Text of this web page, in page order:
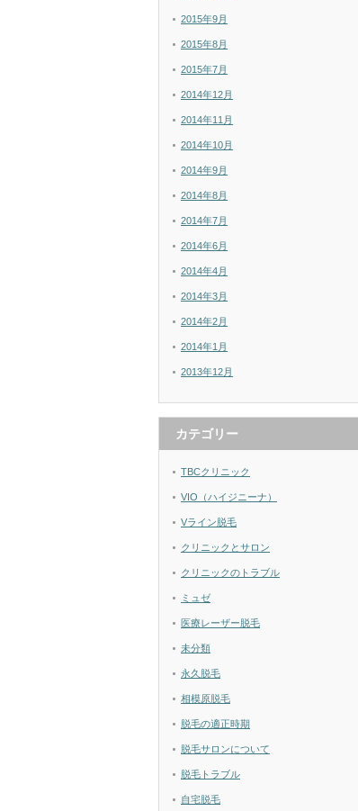
2015年9月
2015年8月
2015年7月
2014年12月
2014年11月
2014年10月
2014年9月
2014年8月
2014年7月
2014年6月
2014年4月
2014年3月
2014年2月
2014年1月
2013年12月
カテゴリー
TBCクリニック
VIO（ハイジニーナ）
Vライン脱毛
クリニックとサロン
クリニックのトラブル
ミュゼ
医療レーザー脱毛
未分類
永久脱毛
相模原脱毛
脱毛の適正時期
脱毛サロンについて
脱毛トラブル
自宅脱毛